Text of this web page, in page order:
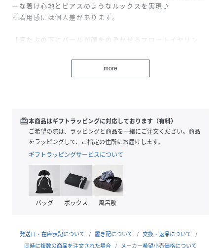
ーな着け心地とピアスのようなルックスを実現♪
※着用感には個人差があります。
【耳たぶの下にパールが顔をのぞかせるフロートイヤリン
メタルフープ×流れるようなパールが目を惹くデザインで
です。
イヤーカフとして着用するのもおすすめ♪
カフタイプのデザインで耳たぶに合わせて多少のサイズ調節
が可能です。
※調節する際は破損にお気を付けください。
※こちらの商品にはジュエリーBOXは付属しません。
◆シャンパンゴールド-ChampagneGold-◆
クラス感を添える、Phoebeのオリジナルカラー"シャンパン
more
redeem本商品はギフトラッピングに対応しております（有料）
ご希望の際は、ラッピングと商品を一緒にご注文ください。商品
をラッピングして、ご指定の住所にお届けします。
ギフトラッピングサービスについて
バッグ ボックス 風呂敷
発送日・在庫表記について 置き配について
交換・返品について
同時に複数の商品を注文された場合
メーカー希望小売価格について